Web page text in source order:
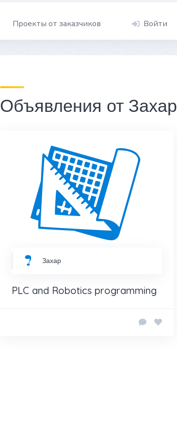
Проекты от заказчиков Войти
Объявления от Захар
Захар
PLC and Robotics programming